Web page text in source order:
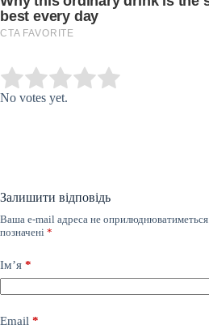
Rate this item:
No votes yet.
Залишити відповідь
Ваша e-mail адреса не оприлюднюватиметься.
позначені *
Ім’я *
Email *